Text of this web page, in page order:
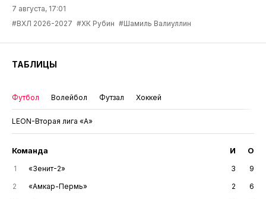
7 августа, 17:01
#ВХЛ 2026-2027 #ХК Рубин #Шамиль Валиуллин
ТАБЛИЦЫ
Футбол Волейбол Футзал Хоккей
LEON-Вторая лига «А»
Команда И О
1 «Зенит-2» 3
9
2
«Амкар-Пермь» 2
6